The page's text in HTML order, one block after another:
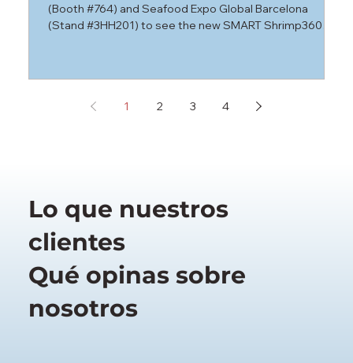
& Barcelona 2026
(Booth #764) and Seafood Expo Global Barcelona
(Stand #3HH201) to see the new SMART Shrimp360™
1 2 3 4
Lo que nuestros
clientes
Qué opinas sobre
nosotros